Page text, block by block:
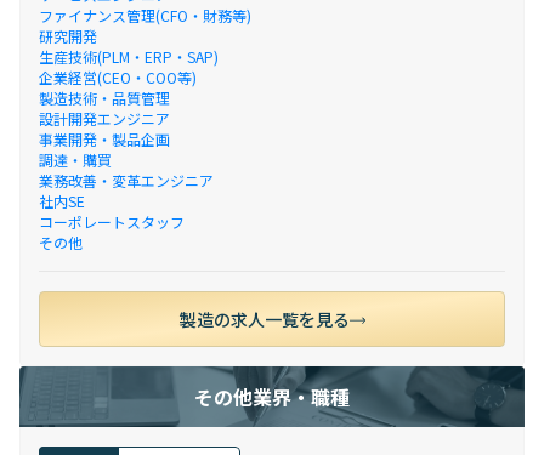
ファイナンス管理(CFO・財務等)
研究開発
生産技術(PLM・ERP・SAP)
企業経営(CEO・COO等)
製造技術・品質管理
設計開発エンジニア
事業開発・製品企画
調達・購買
業務改善・変革エンジニア
社内SE
コーポレートスタッフ
その他
製造の求人一覧を見る
その他業界・職種